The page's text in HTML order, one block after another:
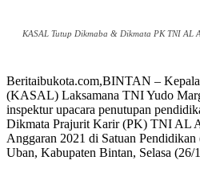
KASAL Tutup Dikmaba & Dikmata PK TNI AL
Beritaibukota.com,BINTAN –
(KASAL) Laksamana TNI Yudo
inspektur upacara penutupan
Dikmata Prajurit Karir (PK) TNI AL
Anggaran 2021 di Satuan
Uban, Kabupaten Bintan, Selasa (26/